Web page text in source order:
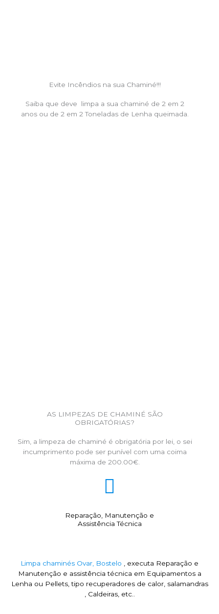
Evite Incêndios na sua Chaminé!!!
Saiba que deve limpa a sua chaminé de 2 em 2
anos ou de 2 em 2 Toneladas de Lenha queimada.
AS LIMPEZAS DE CHAMINÉ SÃO
OBRIGATÓRIAS?
Sim, a limpeza de chaminé é obrigatória por lei, o sei
incumprimento pode ser punível com uma coima
máxima de 200.00€.
Reparação, Manutenção e
Assistência Técnica
Limpa chaminés Ovar, Bostelo , executa Reparação e
Manutenção e assistência técnica em Equipamentos a
Lenha ou Pellets, tipo recuperadores de calor, salamandras
, Caldeiras, etc..